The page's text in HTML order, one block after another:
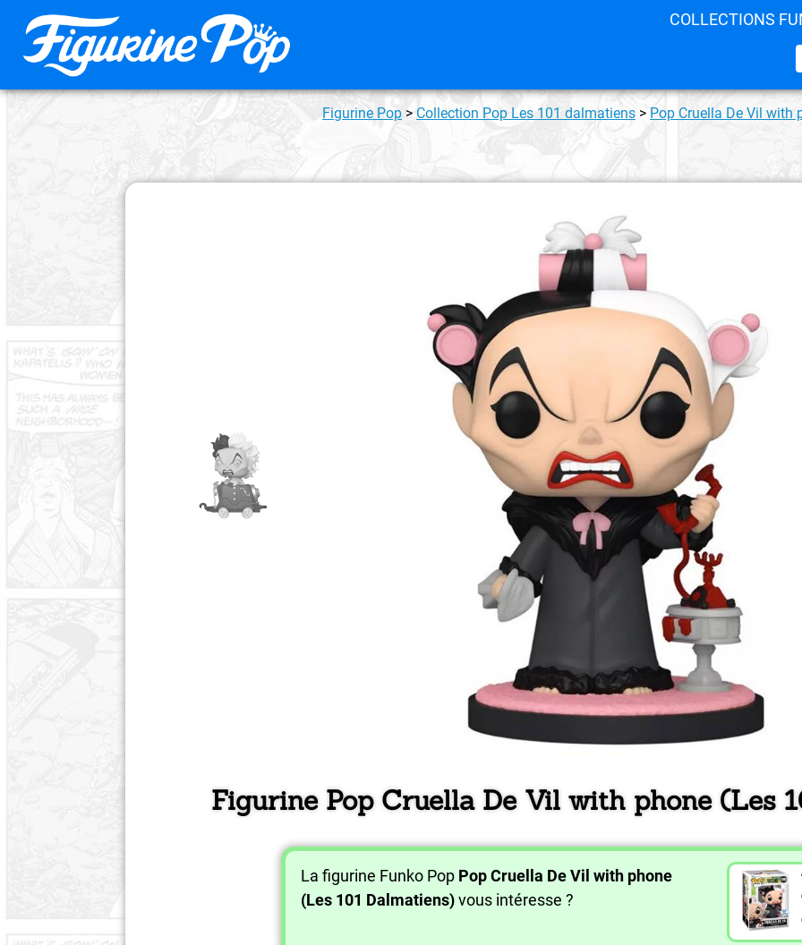
COLLECTIONS
Figurine Pop > Collection Pop Les 101 dalmatiens > Pop Cruella De Vil with
Figurine Pop Cruella De Vil with phone (Les
La figurine Funko Pop Pop Cruella De Vil with phone
(Les 101 Dalmatiens)vous intéresse ?